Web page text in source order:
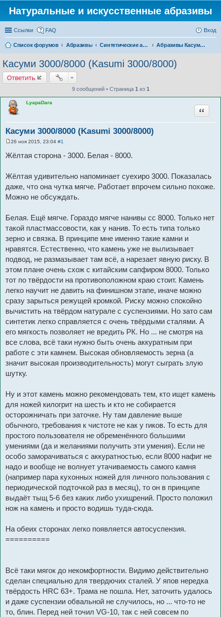
Натуральные и искусственные абразивы
Ссылки FAQ Вход
Список форумов Абразивы Синтетические абразивы Абразивы Касуми (Kasumi)
Касуми 3000/8000 (Kasumi 3000/8000)
Ответить
9 сообщений • Страница 1 из 1
LyapaDara
Касуми 3000/8000 (Kasumi 3000/8000)
Цитата
о
о
е
и
е
26 ноя 2015, 23:04 #1
Жёлтая сторона - 3000. Белая - 8000.
Жёлтая удивительно напоминает суехиро 3000. Показалась
даже, что она чутка мягче. Работает впрочем сильно похоже.
Можно не обсуждать.
Белая. Ещё мягче. Гораздо мягче нанивы сс 8000. Только нет
такой пластмассовости, как у нанив. То есть типа только
зерно и связка. В принципе мне именно такие камни и
нравятся. Естественно, что камень уже не вылизывает
подвод, не размазывает там всё, а нарезает явную риску. В
этом плане очень схож с китайским сапфиром 8000. Только
тот по твёрдости на противоположном краю стоит. Камень
легко научит не давить на финишном этапе, иначе можно
сразу зарыться режущей кромкой. Риску можно спокойно
вычистить на твёрдом натурале с суспензиями. Но зато сам
синтетик легко справляется с очень твёрдыми сталями. А
его мягкость позволяет не вредить РК. Но ... не смотря на
все слова, всё таки нужно быть очень аккуратным при
работе с эти камнем. Высокая обновляемость зерна (а
значит высокая производительность) могут сыграть злую
шутку.
Ну и этот камень можно рекомендовать тем, кто ищет камень
для ножей килогрит на шесть и кто не собирается
осторожничать при заточке. Ну там давление выше
обычного, требования к чистоте не как у гиков. То есть для
простого пользователя не обременённого большими
умениями (да и желаниями получить эти умения). Если не
особо заморачиваться с аккуратностью, если 8000 нафиг не
надо и вообще не волнует утачиваемость самого камня
(например пара кухонных ножей для личного пользования с
периодической подточкой раз в месяц), то он в принципе
выдаёт тыщ 5-6 без каких либо ухищрений. Просто положил
нож на камень и просто водишь туда-сюда.
На обеих сторонах легко появляется автосуспензия.
==========
Всё таки мягок до некомфортности. Видимо действительно
сделан специально для твердючих сталей. У япов нередка
твёрдость HRC 63+. Трама не пошла. Нет, заточить удалось
и даже суспензии обвальной не случилось, но ... что-то не
то, блин. Перед ней точил VG-10, так с ней совсем по